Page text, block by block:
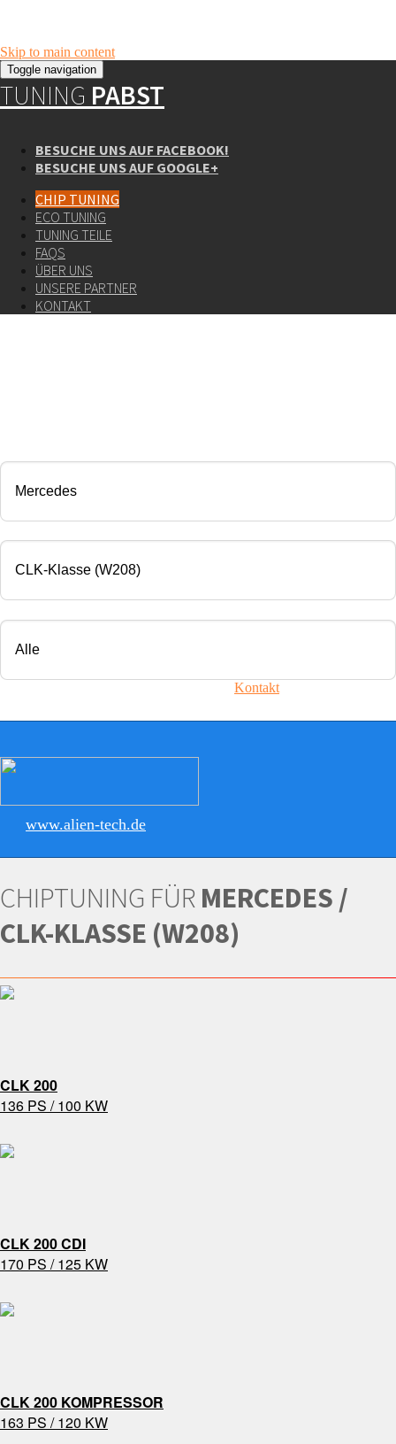
Skip to main content
Toggle navigation
TUNING PABST
BESUCHE UNS AUF FACEBOOK!
BESUCHE UNS AUF GOOGLE+
CHIP TUNING
ECO TUNING
TUNING TEILE
FAQS
ÜBER UNS
UNSERE PARTNER
KONTAKT
Kontakt
www.alien-tech.de
CHIPTUNING FÜR MERCEDES /
CLK-KLASSE (W208)
CLK 200
136 PS / 100 KW
CLK 200 CDI
170 PS / 125 KW
CLK 200 KOMPRESSOR
163 PS / 120 KW